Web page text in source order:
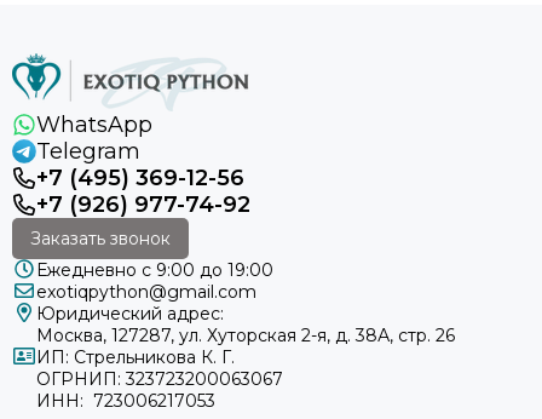
WhatsApp
Telegram
+7 (495) 369-12-56
+7 (926) 977-74-92
Заказать звонок
Ежедневно с 9:00 до 19:00
exotiqpython@gmail.com
Юридический адрес:
Москва, 127287, ул. Хуторская 2-я, д. 38А, стр. 26
ИП: Стрельникова К. Г.
ОГРНИП: 323723200063067
ИНН: 723006217053